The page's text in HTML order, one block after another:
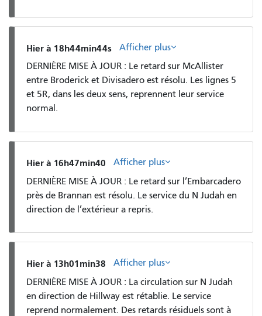
Hier à 18h44min44s
Afficher plus
DERNIÈRE MISE À JOUR : Le retard sur McAllister
entre Broderick et Divisadero est résolu. Les lignes 5
et 5R, dans les deux sens, reprennent leur service
normal.
Hier à 16h47min40
Afficher plus
DERNIÈRE MISE À JOUR : Le retard sur l’Embarcadero
près de Brannan est résolu. Le service du N Judah en
direction de l’extérieur a repris.
Hier à 13h01min38
Afficher plus
DERNIÈRE MISE À JOUR : La circulation sur N Judah
en direction de Hillway est rétablie. Le service
reprend normalement. Des retards résiduels sont à